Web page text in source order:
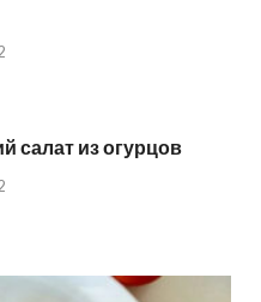
салат из огурцов